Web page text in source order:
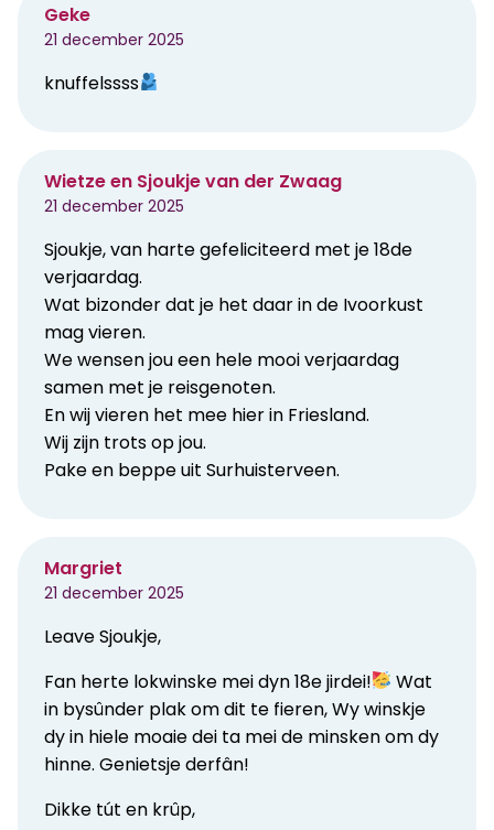
Geke
21 december 2025
knuffelssss
Wietze en Sjoukje van der Zwaag
21 december 2025
Sjoukje, van harte gefeliciteerd met je 18de
verjaardag.
Wat bizonder dat je het daar in de Ivoorkust
mag vieren.
We wensen jou een hele mooi verjaardag
samen met je reisgenoten.
En wij vieren het mee hier in Friesland.
Wij zijn trots op jou.
Pake en beppe uit Surhuisterveen.
Margriet
21 december 2025
Leave Sjoukje,
Fan herte lokwinske mei dyn 18e jirdei!
Wat
in bysûnder plak om dit te fieren, Wy winskje
dy in hiele moaie dei ta mei de minsken om dy
hinne. Genietsje derfân!
Dikke tút en krûp,